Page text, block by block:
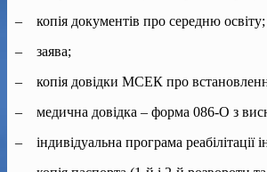
– копія документів про середню освіту;
– заява;
– копія довідки МСЕК про
– медична довідка – форма 086-О з
– індивідуальна програма